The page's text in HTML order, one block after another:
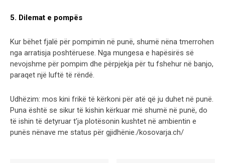
5. Dilemat e pompës
Kur bëhet fjalë për pompimin në punë, shumë nëna tmerrohen
nga arratisja poshtëruese. Nga mungesa e hapësirës së
nevojshme për pompim dhe përpjekja për tu fshehur në banjo,
paraqet një luftë të rëndë.
Udhëzim: mos kini frikë të kërkoni për atë që ju duhet në punë.
Puna është se sikur të kishin kërkuar më shumë në punë, do
të ishin të detyruar t’ja plotësonin kushtet në ambientin e
punës nënave me status për gjidhënie./kosovarja.ch/